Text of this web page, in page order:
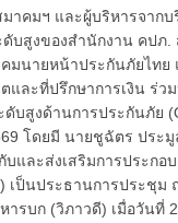
มาคมฯ และผู้บริหารจาก
ดับสูงของสำนักงาน คปภ
มนายหน้าประกันภัยไทย
ละที่ปรึกษาการเงิน ร่ว
บสูงด้านการประกันภัย
โดยมี นายชูฉัตร ประ
และส่งเสริมการประกอ
เป็นประธานการประชุม
ารบก (วิภาวดี) เมื่อวันที่